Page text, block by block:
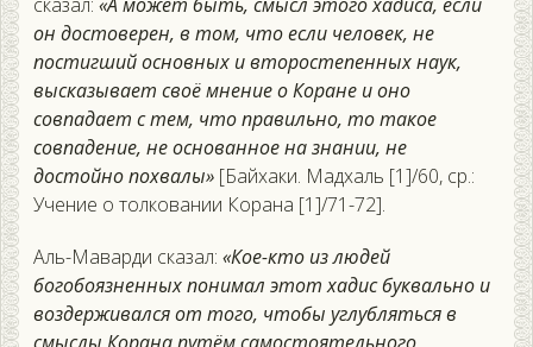
он достоверен, в том, что если человек, не
постигший основных и второстепенных наук,
высказывает своё мнение о Коране и оно
совпадает с тем, что правильно, то такое
совпадение, не основанное на знании, не
достойно похвалы» [Байхаки. Мадхаль [1]/60, ср.:
Учение о толковании Корана [1]/71-72].
Аль-Маварди сказал: «Кое-кто из людей
богобоязненных понимал этот хадис буквально и
воздерживался от того, чтобы углубляться в